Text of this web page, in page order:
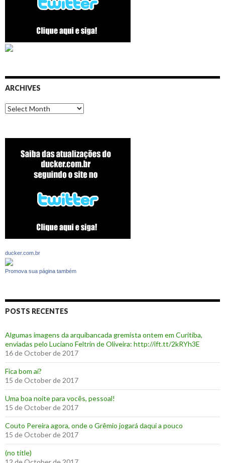
ARCHIVES
Archives
ducker.com.br
Promova sua página também
POSTS RECENTES
Algumas imagens da arquibancada gremista ontem em Curitiba,
enviadas pelo Luciano Feltrin de Oliveira: http://ift.tt/2kRYh3E
16 de October de 2017
‪Fica bom aí?‬
15 de October de 2017
Uma boa noite para vocês, pessoal!
15 de October de 2017
‪Couto Pereira agora, onde o Grêmio jogará daqui a pouco ‬
15 de October de 2017
(no title)